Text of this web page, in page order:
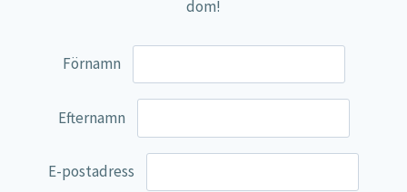
Multi Nutrient
Lamberts
Svenska Örtmedicinska Institutet
Kenkou Selfcare
dom!
Förnamn
Efternamn
E-postadress